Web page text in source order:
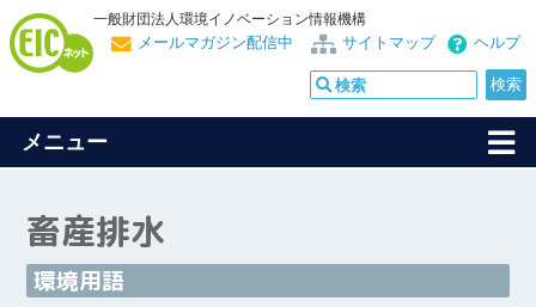
一般財団法人環境イノベーション情報機構
ヘルプ
サイトマップ
メールマガジン配信中
メニュー
畜産排水
環境用語